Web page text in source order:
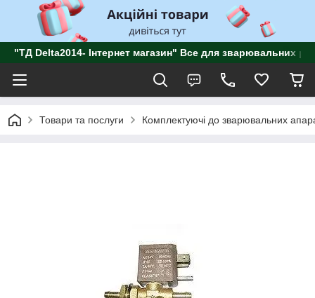
"ТД Delta2014- Інтернет магазин" Все для зварювальних
Товари та послуги Комплектуючі до зварювальних